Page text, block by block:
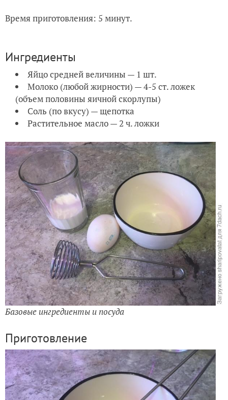
Время приготовления: 5 минут.
Ингредиенты
Яйцо средней величины — 1 шт.
Молоко (любой жирности) — 4-5 ст. ложек
(объем половины яичной скорлупы)
Соль (по вкусу) — щепотка
Растительное масло — 2 ч. ложки
Базовые ингредиенты и посуда
Приготовление